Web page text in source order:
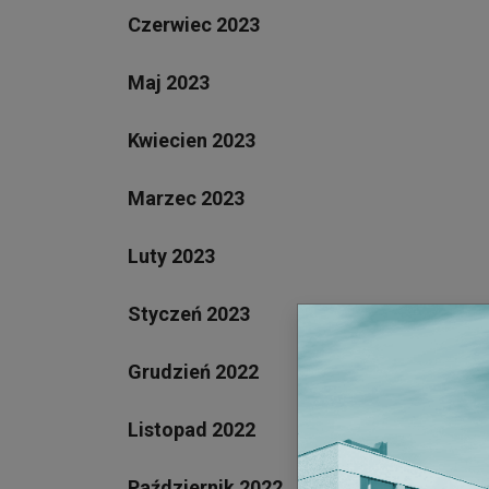
Czerwiec 2023
Maj 2023
Kwiecien 2023
Marzec 2023
Luty 2023
Styczeń 2023
Grudzień 2022
Listopad 2022